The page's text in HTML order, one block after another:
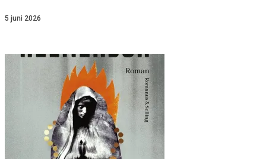
5 juni 2026